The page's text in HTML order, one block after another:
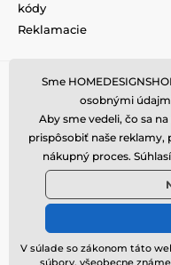
kódy
Reklamacie
Sme
osobnými
Aby sme vedeli, čo sa
prispôsobiť naše
nákupný proces.
V súlade so zákonom táto